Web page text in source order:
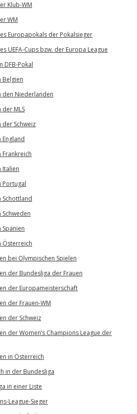
Klub-WM
WM
Europapokals der Pokalsieger
UEFA-Cups bzw. der Europa League
DFB-Pokal
Belgien
den Niederlanden
MLS
Schweiz
Italien
Portugal
Schottland
Österreich
bei Olympischen Spielen
der Bundesliga der Frauen
der Europameisterschaft
der Frauen-WM
der Schweiz
der Women’s Champions League der
in Österreich
in der Bundesliga
in einer Liste
League-Sieger